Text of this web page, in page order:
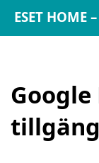
ESET